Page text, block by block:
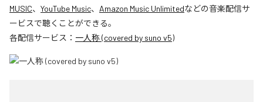
MUSIC、 YouTube Music、 Amazon Music Unlimitedなどの音楽配信サ
ービスで聴くことができる。
各配信サービス： 一人称 (covered by suno v5)